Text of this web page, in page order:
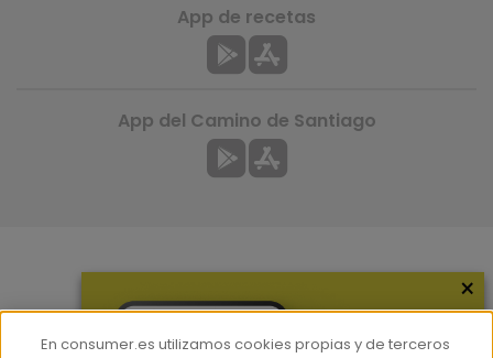
App de recetas
App del Camino de Santiago
×
En consumer.es utilizamos cookies propias y de terceros